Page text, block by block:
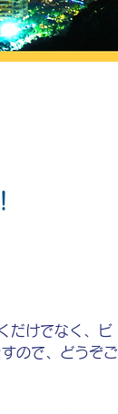
だけでなく、ビ
ので、どうぞご